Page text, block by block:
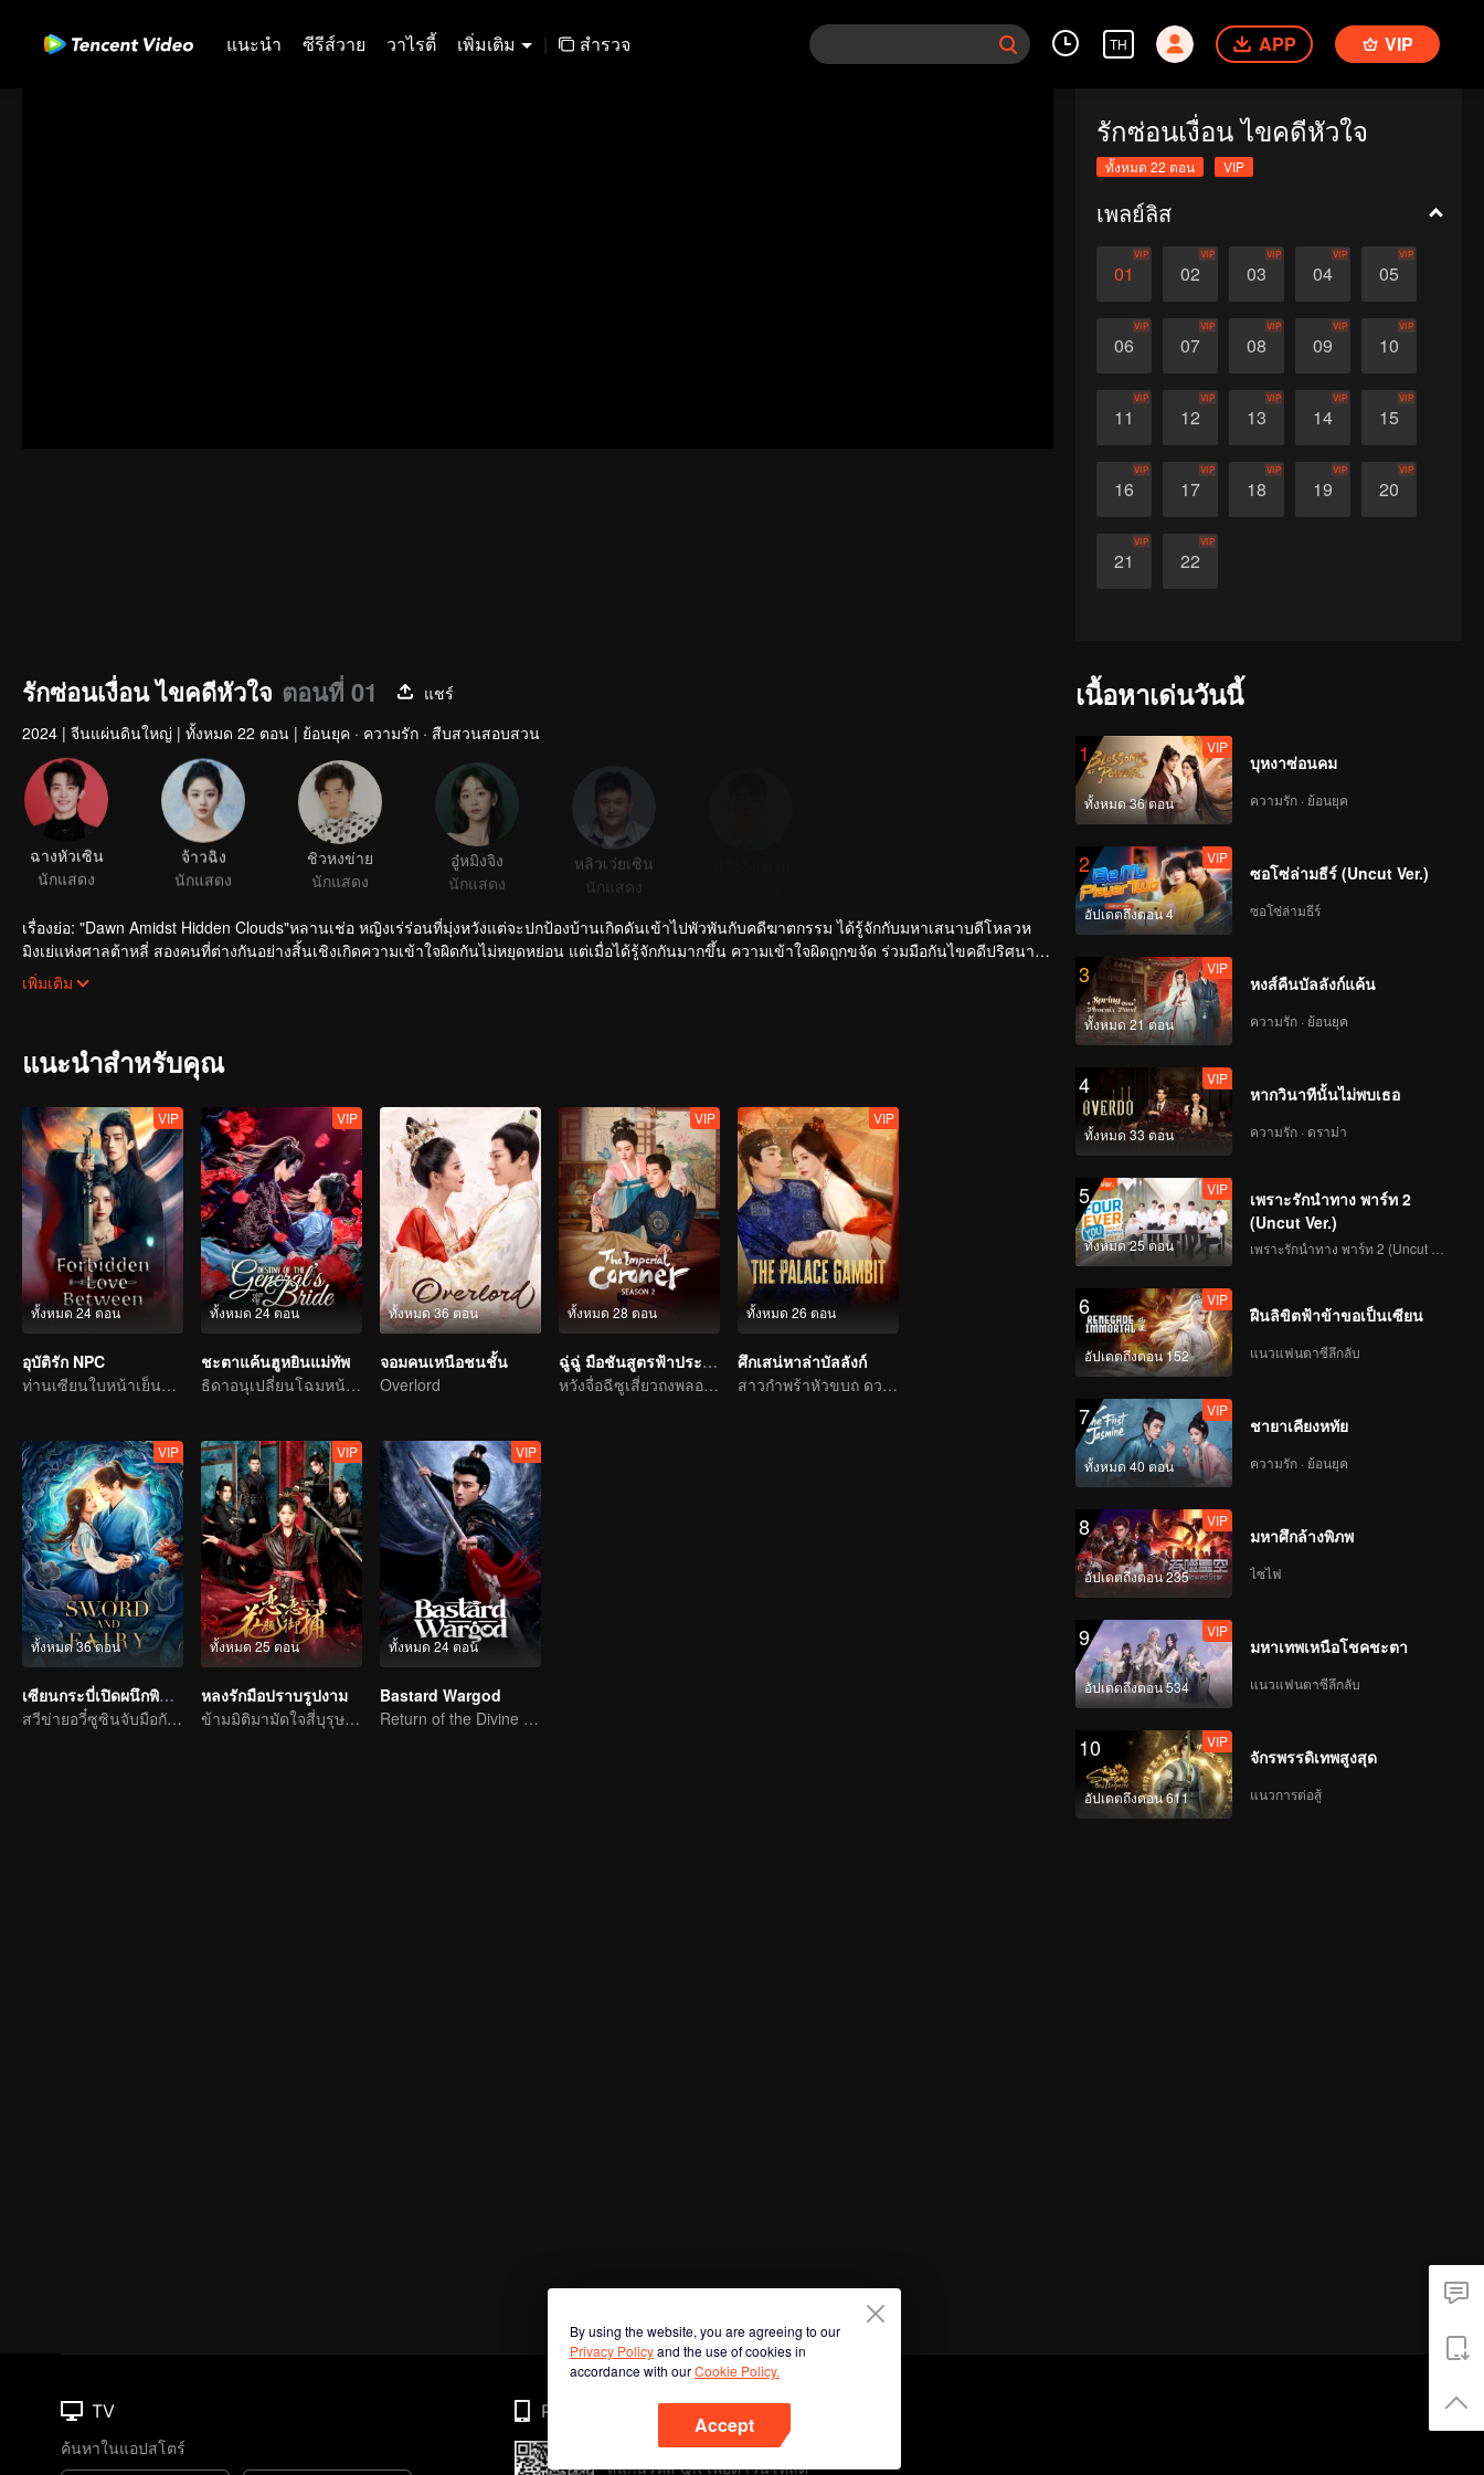
แนะนำ ซีรีส์วาย วาไรตี้ เพิ่มเติม | สำรวจ TH APP VIP
รักซ่อนเงื่อน ไขคดีหัวใจ
ทั้งหมด 22 ตอน VIP
เพลย์ลิส
01
VIP
02
VIP
03
VIP
04
VIP
05
VIP
06
VIP
07
VIP
08
VIP
09
VIP
10
VIP
11
VIP
12
VIP
13
VIP
14
VIP
15
VIP
16
VIP
17
VIP
18
VIP
19
VIP
20
VIP
21
VIP
22
VIP
รักซ่อนเงื่อน ไขคดีหัวใจ ตอนที่ 01
แชร์
2024 | จีนแผ่นดินใหญ่ | ทั้งหมด 22 ตอน | ย้อนยุค · ความรัก · สืบสวนสอบสวน
ฉางหัวเซิน
นักแสดง
จ้าวฉิง
นักแสดง
ชิวหงข่าย
นักแสดง
อู๋หมิงจิง
นักแสดง
หลิวเว่ยเซิน
เรื่องย่อ: "Dawn Amidst Hidden Clouds"หลานเช่อ หญิงเร่ร่อนที่มุ่งหวังแต่จะปกป้องบ้านเกิดดันเข้าไปพัวพันกับคดีฆาตกรรม ได้รู้จักกับมหาเสนาบดีโหลวห
มิงเย่แห่งศาลต้าหลี่ สองคนที่ต่างกันอย่างสิ้นเชิงเกิดความเข้าใจผิดกันไม่หยุดหย่อน แต่เมื่อได้รู้จักกันมากขึ้น ความเข้าใจผิดถูกขจัด ร่วมมือกันไขคดีปริศนา
ความรักค่อย ๆ ก่อตัวระหว่างการไขคดี สู่การยืนยันสถานะจนกลายเป็นรักแท้ในที่สุด และด้วยความช่วยเหลือจากโหลวหมิงเย่ หลานเช่อได้ผ่านการขัดเหลา
เพิ่มเติม
แนะนำสำหรับคุณ
ทั้งหมด 24 ตอน
VIP
อุบัติรัก NPC
ท่านเซียนใบหน้าเย็นชาติดด่านเคราะห์ความรัก ตกหลุมรักนางมารสาว
ทั้งหมด 24 ตอน
VIP
ชะตาแค้นฮูหยินแม่ทัพ
ธิดาอนุเปลี่ยนโฉมหน้าแก้แค้จวนแม่ทัพชิงไหวชิงพริบ
ทั้งหมด 36 ตอน
จอมคนเหนือชนชั้น
Overlord
ทั้งหมด 28 ตอน
VIP
ฉู่ฉู่ มือชันสูตรฟ้าประทาน ภาค 2
หวังจื่อฉีซูเสี่ยวถงพลอดรักสืบคดี
ทั้งหมด 26 ตอน
VIP
ศึกเสน่หาล่าบัลลังก์
สาวกำพร้าหัวขบถ ดวลเดี่ยววังหลัง
ทั้งหมด 36 ตอน
VIP
เซียนกระบี่เปิดผนึกพิชิตชะตา
สวีข่ายอวี๋ซูซินจับมือกันทำลายแผนชั่ว
ทั้งหมด 25 ตอน
VIP
หลงรักมือปราบรูปงาม
ข้ามมิติมามัดใจสี่บุรุษรูปงาม
ทั้งหมด 24 ตอน
VIP
Bastard Wargod
Return of the Divine Warrior! Conquer Foes, Win Hearts
เนื้อหาเด่นวันนี้
1
ทั้งหมด 36 ตอน
VIP
บุหงาซ่อนคม
ความรัก · ย้อนยุค
2
อัปเดตถึงตอน 4
VIP
ซอโซ่ล่ามธีร์ (Uncut Ver.)
ซอโซ่ล่ามธีร์
3
ทั้งหมด 21 ตอน
VIP
หงส์คืนบัลลังก์แค้น
ความรัก · ย้อนยุค
4
ทั้งหมด 33 ตอน
VIP
หากวินาทีนั้นไม่พบเธอ
ความรัก · ดราม่า
5
ทั้งหมด 25 ตอน
VIP
เพราะรักนำทาง พาร์ท 2
(Uncut Ver.)
6
อัปเดตถึงตอน 152
VIP
ฝืนลิขิตฟ้าข้าขอเป็นเซียน
แนวแฟนตาซีลึกลับ
7
ทั้งหมด 40 ตอน
VIP
ชายาเคียงหทัย
ความรัก · ย้อนยุค
8
อัปเดตถึงตอน 235
VIP
มหาศึกล้างพิภพ
ไซไฟ
9
อัปเดตถึงตอน 534
VIP
มหาเทพเหนือโชคชะตา
แนวแฟนตาซีลึกลับ
10
อัปเดตถึงตอน 611
VIP
จักรพรรดิเทพสูงสุด
แนวการต่อสู้
By using the website, you are agreeing to our
Privacy Policyand the use of cookies in
accordance with ourCookie Policy.
Accept
TV
ค้นหาในแอปสโตร์
Phone
สแกนรหัส QR เพื่อดาวน์โหลด